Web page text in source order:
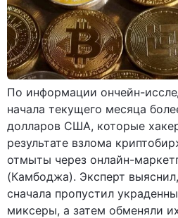
По информации ончейн-
начала текущего месяца
долларов США, которые
результате взлома
отмыты через онлайн-
(Камбоджа). Эксперт
сначала пропустил
миксеры, а затем обменяли